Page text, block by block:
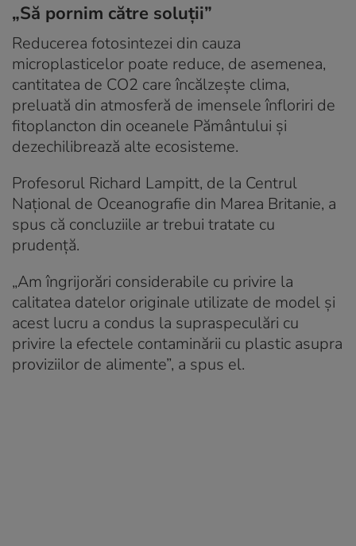
„Să pornim către soluții”
Reducerea fotosintezei din cauza
microplasticelor poate reduce, de asemenea,
cantitatea de CO2 care încălzește clima,
preluată din atmosferă de imensele înfloriri de
fitoplancton din oceanele Pământului și
dezechilibrează alte ecosisteme.
Profesorul Richard Lampitt, de la Centrul
Național de Oceanografie din Marea Britanie, a
spus că concluziile ar trebui tratate cu
prudență.
„Am îngrijorări considerabile cu privire la
calitatea datelor originale utilizate de model și
acest lucru a condus la supraspeculări cu
privire la efectele contaminării cu plastic asupra
proviziilor de alimente”, a spus el.